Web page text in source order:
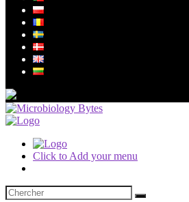
Click to Add your menu